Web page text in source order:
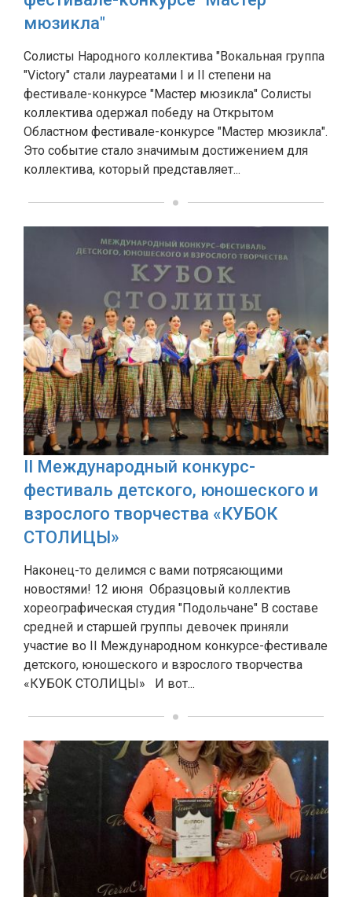
мюзикла"
Солисты Народного коллектива "Вокальная группа
"Victory" стали лауреатами I и II степени на
фестивале-конкурсе "Мастер мюзикла" Солисты
коллектива одержал победу на Открытом
Областном фестивале-конкурсе "Мастер мюзикла".
Это событие стало значимым достижением для
коллектива, который представляет...
II Международный конкурс-
фестиваль детского, юношеского и
взрослого творчества «КУБОК
СТОЛИЦЫ»
Наконец-то делимся с вами потрясающими
новостями! 12 июня Образцовый коллектив
хореографическая студия "Подольчане" В составе
средней и старшей группы девочек приняли
участие во II Международном конкурсе-фестивале
детского, юношеского и взрослого творчества
«КУБОК СТОЛИЦЫ» И вот...